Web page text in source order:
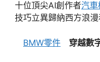
十位頂尖AI創作者汽車
技巧立異歸納西方浪漫
BMW零件 穿越數